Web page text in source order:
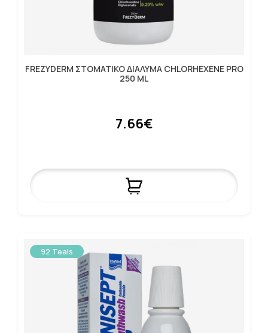
FREZYDERM ΣΤΟΜΑΤΙΚΟ ΔΙΑΛΥΜΑ CHLORHEXENE PRO
250 ML
7.66€
92 Teals